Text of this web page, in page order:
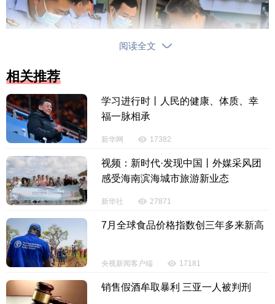
二期提升整治以市、区、所三级市场监管部门和
特殊食品连锁经营总部为依托，充分发挥监督指导和
牵头抓总的作用，再次全面梳理特殊食品经营单位经
营状况，进一步拓展提升范围，将单体店和乡镇（农
村地区）地区经营单位纳入其中，加大宣传力度，督
促指导特殊食品经营单位落实专区专柜销售、警示标
语、进货查验、产品标签和说明书与注册（备案）批
准的一致性等重点要求，严厉打击特殊食品和普通食
阅读全文
相关推荐
学习进行时丨人民的健康、体质、幸
福一脉相承
新华网 17382
视频：新时代·发现中国丨外媒采风团
感受海南滨海城市旅游新业态
新华社 27871
7月全球食品价格指数创三年多来新高
央视新闻客户端 17181
销售假酒牟取暴利 三亚一人被判刑